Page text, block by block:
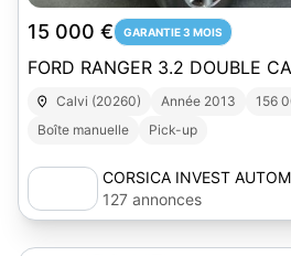
15 000 € GARANTIE 3 MOIS
FORD RANGER 3.2 DOUBLE
Calvi (20260) Année 2013 156
Boîte manuelle
Pick-up
CORSICA INVEST
127 annonces